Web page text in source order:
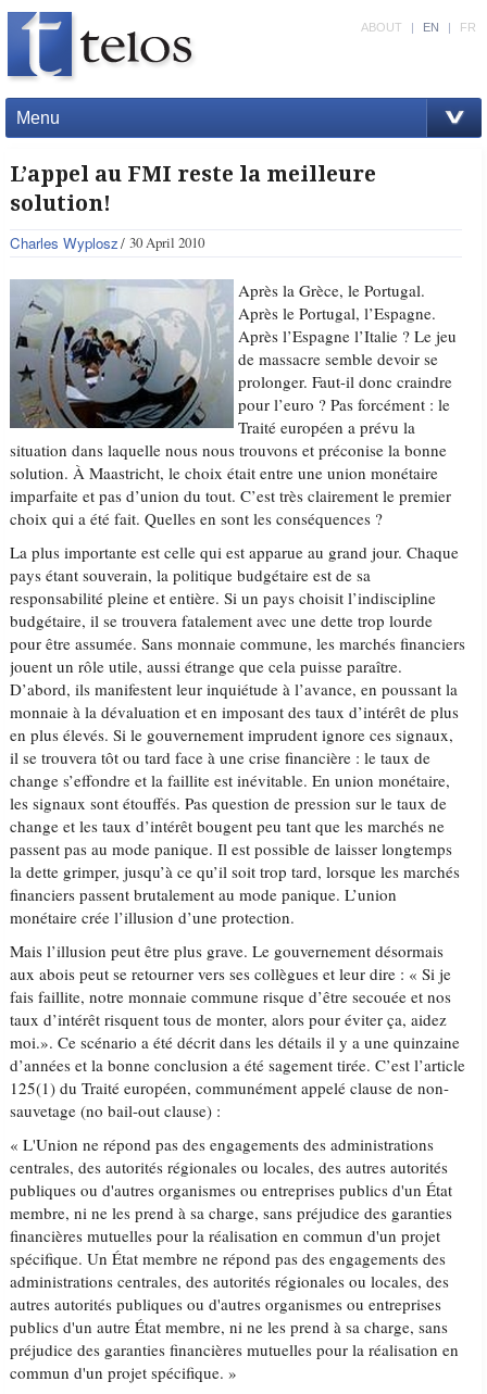
Menu
ABOUT | EN | FR
L’appel au FMI reste la meilleure
solution!
Charles Wyplosz 30 April 2010
Après la Grèce, le Portugal.
Après le Portugal, l’Espagne.
Après l’Espagne l’Italie ? Le jeu
de massacre semble devoir se
prolonger. Faut-il donc craindre
pour l’euro ? Pas forcément : le
Traité européen a prévu la
situation dans laquelle nous nous trouvons et préconise la bonne
solution. À Maastricht, le choix était entre une union monétaire
imparfaite et pas d’union du tout. C’est très clairement le premier
choix qui a été fait. Quelles en sont les conséquences ?
La plus importante est celle qui est apparue au grand jour. Chaque
pays étant souverain, la politique budgétaire est de sa
responsabilité pleine et entière. Si un pays choisit l’indiscipline
budgétaire, il se trouvera fatalement avec une dette trop lourde
pour être assumée. Sans monnaie commune, les marchés financiers
jouent un rôle utile, aussi étrange que cela puisse paraître.
D’abord, ils manifestent leur inquiétude à l’avance, en poussant la
monnaie à la dévaluation et en imposant des taux d’intérêt de plus
en plus élevés. Si le gouvernement imprudent ignore ces signaux,
il se trouvera tôt ou tard face à une crise financière : le taux de
change s’effondre et la faillite est inévitable. En union monétaire,
les signaux sont étouffés. Pas question de pression sur le taux de
change et les taux d’intérêt bougent peu tant que les marchés ne
passent pas au mode panique. Il est possible de laisser longtemps
la dette grimper, jusqu’à ce qu’il soit trop tard, lorsque les marchés
financiers passent brutalement au mode panique. L’union
monétaire crée l’illusion d’une protection.
Mais l’illusion peut être plus grave. Le gouvernement désormais
aux abois peut se retourner vers ses collègues et leur dire : « Si je
fais faillite, notre monnaie commune risque d’être secouée et nos
taux d’intérêt risquent tous de monter, alors pour éviter ça, aidez
moi.». Ce scénario a été décrit dans les détails il y a une quinzaine
d’années et la bonne conclusion a été sagement tirée. C’est l’article
125(1) du Traité européen, communément appelé clause de non-
sauvetage (no bail-out clause) :
« L'Union ne répond pas des engagements des administrations
centrales, des autorités régionales ou locales, des autres autorités
publiques ou d'autres organismes ou entreprises publics d'un État
membre, ni ne les prend à sa charge, sans préjudice des garanties
financières mutuelles pour la réalisation en commun d'un projet
spécifique. Un État membre ne répond pas des engagements des
administrations centrales, des autorités régionales ou locales, des
autres autorités publiques ou d'autres organismes ou entreprises
publics d'un autre État membre, ni ne les prend à sa charge, sans
préjudice des garanties financières mutuelles pour la réalisation en
commun d'un projet spécifique. »